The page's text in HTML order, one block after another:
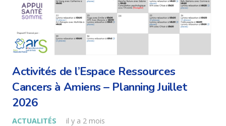
Activités de l’Espace Ressources
Cancers à Amiens – Planning Juillet
2026
ACTUALITÉS il y a 2 mois